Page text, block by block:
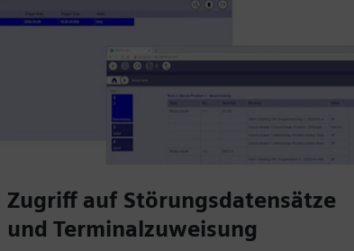
Zugriff auf Störungsdatensätze
und Terminalzuweisung